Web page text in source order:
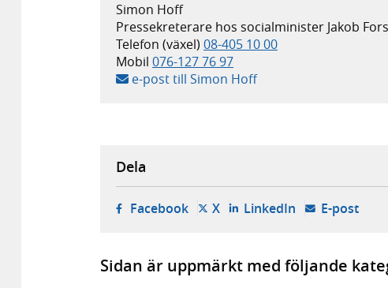
Simon Hoff
Pressekreterare hos socialminister Jakob
Telefon (växel) 08-405 10 00
Mobil 076-127 76 97
e-post till Simon Hoff
Dela
Facebook- öppnas i ny flik, extern
X- öppnas i ny flik, extern
LinkedIn- öppnas i ny
E-post-
Sidan är uppmärkt med följande